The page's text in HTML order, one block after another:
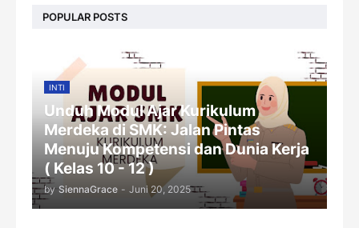
POPULAR POSTS
INTI
Unduh Modul Ajar Kurikulum
Merdeka di SMK: Jalan Pintas
Menuju Kompetensi dan Dunia Kerja
( Kelas 10 - 12 )
by SiennaGrace - Juni 20, 2025